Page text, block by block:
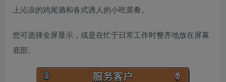
上沁凉的鸡尾酒和各式诱人的小吃菜肴。
您可选择全屏显示，或是在忙于日常工作时整齐地放在屏幕
底部。